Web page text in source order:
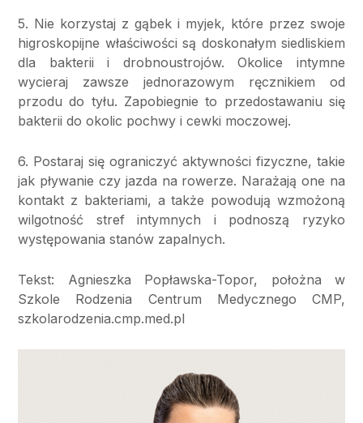
5. Nie korzystaj z gąbek i myjek, które przez swoje
higroskopijne właściwości są doskonałym siedliskiem
dla bakterii i drobnoustrojów. Okolice intymne
wycieraj zawsze jednorazowym ręcznikiem od
przodu do tyłu. Zapobiegnie to przedostawaniu się
bakterii do okolic pochwy i cewki moczowej.
6. Postaraj się ograniczyć aktywności fizyczne, takie
jak pływanie czy jazda na rowerze. Narażają one na
kontakt z bakteriami, a także powodują wzmożoną
wilgotność stref intymnych i podnoszą ryzyko
występowania stanów zapalnych.
Tekst: Agnieszka Popławska-Topor, położna w
Szkole Rodzenia Centrum Medycznego CMP,
szkolarodzenia.cmp.med.pl